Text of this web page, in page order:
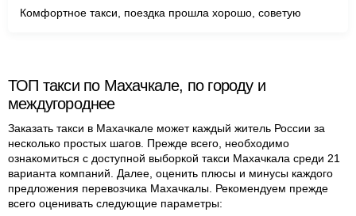
Комфортное такси, поездка прошла хорошо, советую
ТОП такси по Махачкале, по городу и
междугороднее
Заказать такси в Махачкале может каждый житель России за
несколько простых шагов. Прежде всего, необходимо
ознакомиться с доступной выборкой такси Махачкала среди 21
варианта компаний. Далее, оценить плюсы и минусы каждого
предложения перевозчика Махачкалы. Рекомендуем прежде
всего оценивать следующие параметры: